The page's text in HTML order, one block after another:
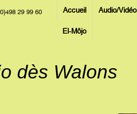
29 99 60 Accueil Audio/Vidéo
El-Môjo
dès Walons